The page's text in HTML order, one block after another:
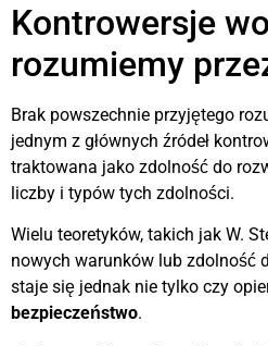
Kontrowersje
rozumiemy
Brak powszechnie przyjętego
jednym z głównych źródeł
traktowana jako zdolność do
liczby i typów tych zdolności.
Wielu teoretyków, takich jak W.
nowych warunków lub zdolność
staje się jednak nie tylko czy
bezpieczeństwo.